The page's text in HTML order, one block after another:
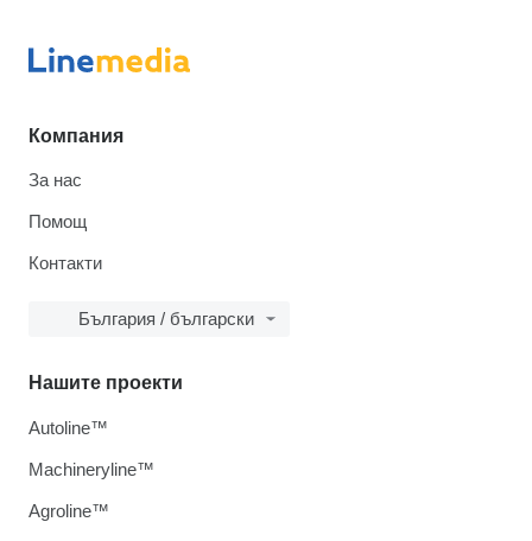
Компания
За нас
Помощ
Контакти
България / български
Нашите проекти
Autoline™
Machineryline™
Agroline™